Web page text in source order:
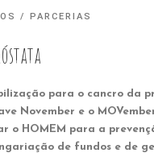
PARCERIAS
para o cancro da
November e o
o HOMEM para a
de fundos e de